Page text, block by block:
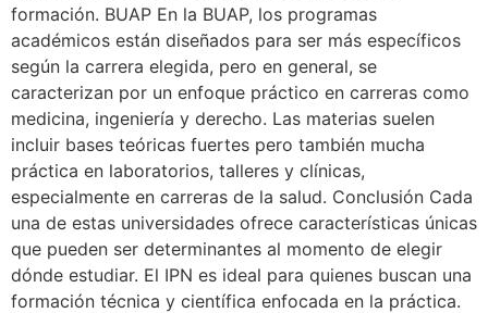
formación. BUAP En la BUAP, los programas
académicos están diseñados para ser más específicos
según la carrera elegida, pero en general, se
caracterizan por un enfoque práctico en carreras como
medicina, ingeniería y derecho. Las materias suelen
incluir bases teóricas fuertes pero también mucha
práctica en laboratorios, talleres y clínicas,
especialmente en carreras de la salud. Conclusión Cada
una de estas universidades ofrece características únicas
que pueden ser determinantes al momento de elegir
dónde estudiar. El IPN es ideal para quienes buscan una
formación técnica y científica enfocada en la práctica.